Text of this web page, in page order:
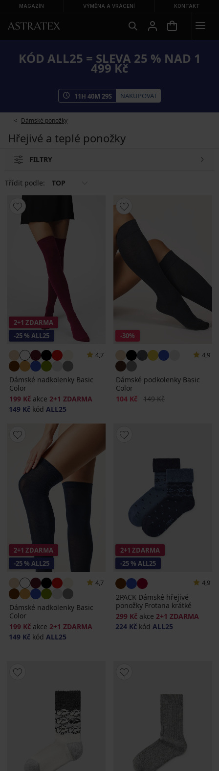
MAGAZÍN VÝMĚNA A VRÁCENÍ KONTAKT
KÓD ALL25 = SLEVA 25 % NAD 1
499 Kč
11H 40M 28S NAKUPOVAT
Dámské ponožky
Hřejivé a teplé ponožky
FILTRY
Třídit podle: TOP
2+1 ZDARMA
-25 % ALL25
4,7
Dámské nadkolenky Basic
Color
199 Kč akce 2+1 ZDARMA
149 Kč kód ALL25
-30%
4,9
Dámské podkolenky Basic
Color
Sleva
104 Kč Původní cena
149 Kč
2+1 ZDARMA
-25 % ALL25
4,7
Dámské nadkolenky Basic
Color
199 Kč akce 2+1 ZDARMA
149 Kč kód ALL25
2+1 ZDARMA
-25 % ALL25
4,9
2PACK Dámské hřejivé
ponožky Frotana krátké
299 Kč akce 2+1 ZDARMA
224 Kč kód ALL25